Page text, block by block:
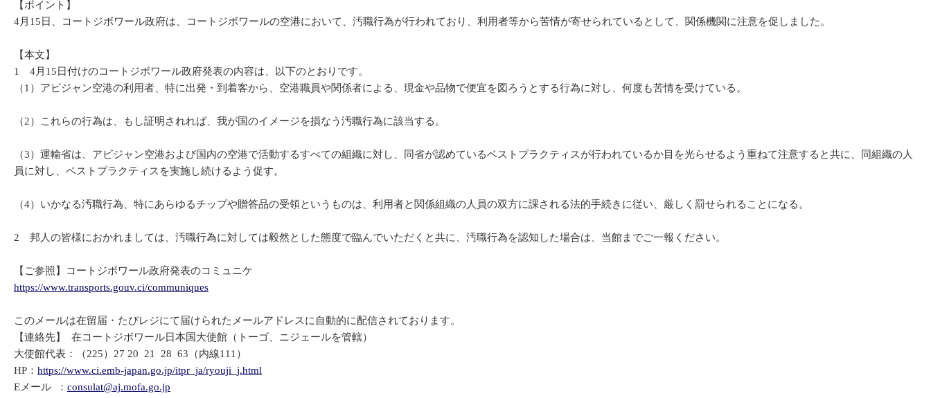
【ポイント】
4月15日、コートジボワール政府は、コートジボワールの空港において、汚職行為が行われており、利用者等から苦情が寄せられているとして、関係機関に注意を促しました。
【本文】
1 4月15日付けのコートジボワール政府発表の内容は、以下のとおりです。
（1）アビジャン空港の利用者、特に出発・到着客から、空港職員や関係者による、現金や品物で便宜を図ろうとする行為に対し、何度も苦情を受けている。
（2）これらの行為は、もし証明されれば、我が国のイメージを損なう汚職行為に該当する。
（3）運輸省は、アビジャン空港および国内の空港で活動するすべての組織に対し、同省が認めているベストプラクティスが行われているか目を光らせるよう重ねて注意すると共に、同組織の人
員に対し、ベストプラクティスを実施し続けるよう促す。
（4）いかなる汚職行為、特にあらゆるチップや贈答品の受領というものは、利用者と関係組織の人員の双方に課される法的手続きに従い、厳しく罰せられることになる。
2 邦人の皆様におかれましては、汚職行為に対しては毅然とした態度で臨んでいただくと共に、汚職行為を認知した場合は、当館までご一報ください。
【ご参照】コートジボワール政府発表のコミュニケ
https://www.transports.gouv.ci/communiques
このメールは在留届・たびレジにて届けられたメールアドレスに自動的に配信されております。
【連絡先】 在コートジボワール日本国大使館（トーゴ、ニジェールを管轄）
大使館代表：（225）27 20 21 28 63（内線111）
HP： https://www.ci.emb-japan.go.jp/itpr_ja/ryouji_j.html
Eメール ： consulat@aj.mofa.go.jp